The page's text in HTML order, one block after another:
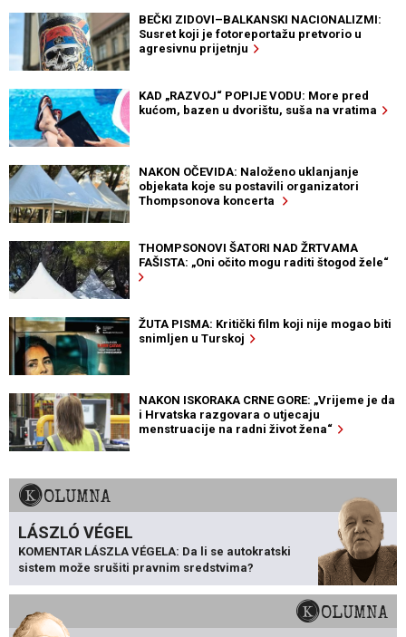
BEČKI ZIDOVI–BALKANSKI NACIONALIZMI:
Susret koji je fotoreportažu pretvorio u
agresivnu prijetnju
KAD „RAZVOJ“ POPIJE VODU: More pred
kućom, bazen u dvorištu, suša na vratima
NAKON OČEVIDA: Naloženo uklanjanje
objekata koje su postavili organizatori
Thompsonova koncerta
THOMPSONOVI ŠATORI NAD ŽRTVAMA
FAŠISTA: „Oni očito mogu raditi štogod žele“
ŽUTA PISMA: Kritički film koji nije mogao biti
snimljen u Turskoj
NAKON ISKORAKA CRNE GORE: „Vrijeme je da
i Hrvatska razgovara o utjecaju
menstruacije na radni život žena“
KOLUMNA
LÁSZLÓ VÉGEL
KOMENTAR LÁSZLA VÉGELA: Da li se autokratski
sistem može srušiti pravnim sredstvima?
KOLUMNA